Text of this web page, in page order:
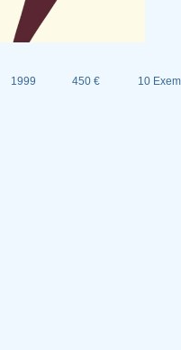
1999 450 € 10